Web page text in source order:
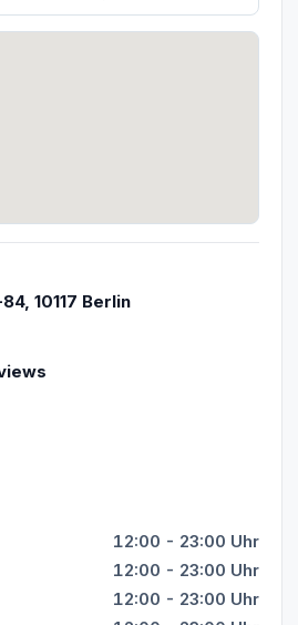
10117 Berlin
12:00 - 23:00 Uhr
12:00 - 23:00 Uhr
12:00 - 23:00 Uhr